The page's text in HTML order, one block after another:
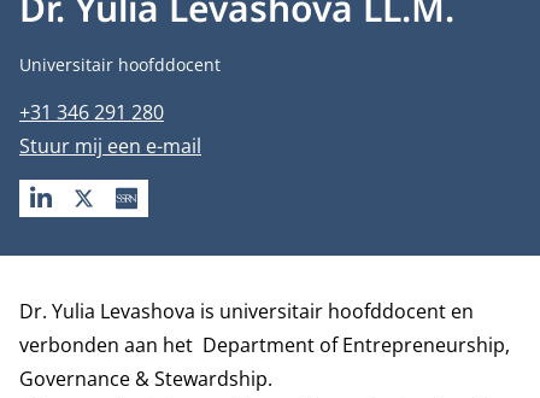
Functietitel
Universitair hoofddocent
Telefoonnummer
+31 346 291 280
E-mailadres
Stuur mij een e-mail
LINKEDIN
X SSRN
Biografie
Dr. Yulia Levashova is universitair hoofddocent en
verbonden aan het Department of Entrepreneurship,
Governance & Stewardship.